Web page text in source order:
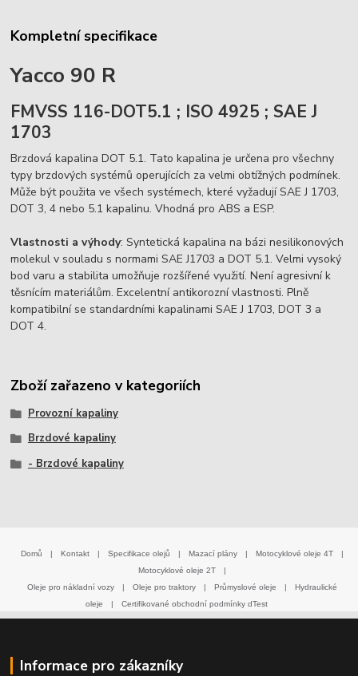
Kompletní specifikace
Yacco 90 R
FMVSS 116-DOT5.1 ; ISO 4925 ; SAE J
1703
Brzdová kapalina DOT 5.1. Tato kapalina je určena pro všechny
typy brzdových systémů operujících za velmi obtížných podmínek.
Může být použita ve všech systémech, které vyžadují SAE J 1703,
DOT 3, 4 nebo 5.1 kapalinu. Vhodná pro ABS a ESP.
Vlastnosti a výhody: Syntetická kapalina na bázi nesilikonových
molekul v souladu s normami SAE J1703 a DOT 5.1. Velmi vysoký
bod varu a stabilita umožňuje rozšířené využití. Není agresivní k
těsnícím materiálům. Excelentní antikorozní vlastnosti. Plně
kompatibilní se standardními kapalinami SAE J 1703, DOT 3 a
DOT 4.
Zboží zařazeno v kategoriích
Provozní kapaliny
Brzdové kapaliny
- Brzdové kapaliny
Domů | Kontakt | Specifikace olejů | Mazací plány | Motocyklové oleje 4T
|
Motocyklové oleje 2T
|
Oleje pro nákladní vozy
| Oleje pro traktory | Průmyslové oleje |
Hydraulické
oleje
| Certifikované obchodní podmínky dTest
Informace pro zákazníky